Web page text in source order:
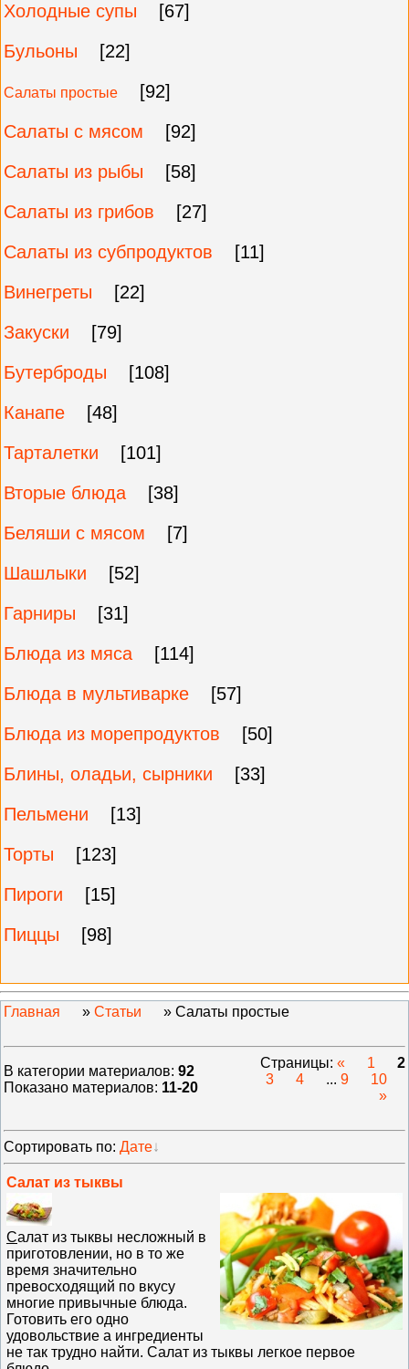
Холодные супы
[67]
Бульоны
[22]
Салаты простые
[92]
Салаты с мясом
[92]
Салаты из рыбы
[58]
Салаты из грибов
[27]
Салаты из субпродуктов
[11]
Винегреты
[22]
Закуски
[79]
Бутерброды
[108]
Канапе
[48]
Тарталетки
[101]
Вторые блюда
[38]
Беляши с мясом
[7]
Шашлыки
[52]
Гарниры
[31]
Блюда из мяса
[114]
Блюда в мультиварке
[57]
Блюда из морепродуктов
[50]
Блины, оладьи, сырники
[33]
Пельмени
[13]
Торты
[123]
Пироги
[15]
Пиццы
[98]
Главная » Статьи » Салаты простые
В категории материалов: 92
Показано материалов: 11-20
Страницы: « 1
2
3
4 ... 9
10
»
Сортировать по: Дате
Салат из тыквы
Салат из тыквы несложный в
приготовлении, но в то же
время значительно
превосходящий по вкусу
многие привычные блюда.
Готовить его одно
удовольствие а ингредиенты
не так трудно найти. Салат из тыквы легкое первое